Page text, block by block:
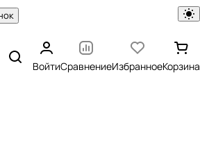
ВойтиСравнениеИзбранноеКорзина